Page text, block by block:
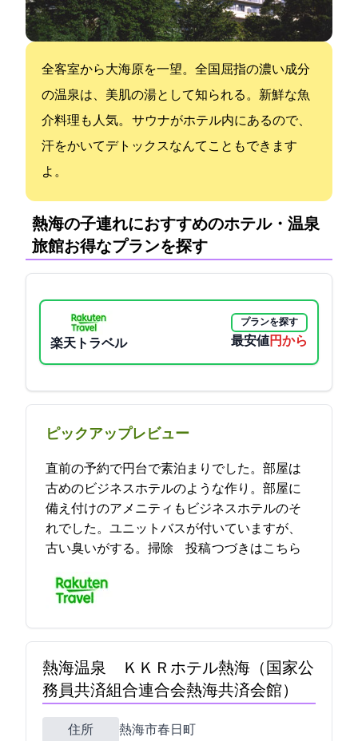
全客室から大海原を一望。全国屈指の濃い成分
の温泉は、美肌の湯として知られる。新鮮な魚
介料理も人気。 サウナがホテル内にあるので、
汗をかいてデトックスなんてこともできます
よ。
熱海の子連れにおすすめのホテル・温泉
旅館:お得なプランを探す
楽天トラベル
プランを探す
最安値7300円から
ピックアップレビュー
直前の予約で7000円台で素泊まりでした。部屋は
古めのビジネスホテルのような作り。部屋に
備え付けのアメニティもビジネスホテルのそ
れでした。ユニットバスが付いていますが、
古い臭いがする……。掃除… 2021-12-16 15:12:26投稿つづきはこちら
熱海温泉 ＫＫＲホテル熱海（国家公
務員共済組合連合会熱海共済会館）
住所 熱海市春日町7-39